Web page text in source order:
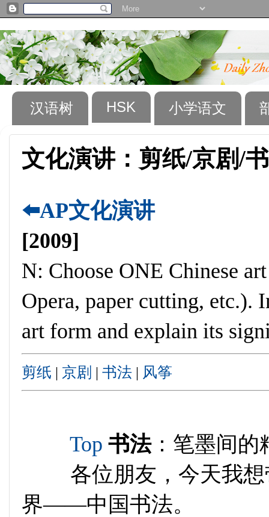
汉语树 HSK 小学语文
文化演讲：剪纸/京剧/
⬅️AP文化演讲
[2009]
N: Choose ONE Chinese
Opera, paper cutting, etc.).
art form and explain its
剪纸 | 京剧 | 书法 | 风筝
Top 书法：笔墨间的
各位朋友，今天我想
界——中国书法。